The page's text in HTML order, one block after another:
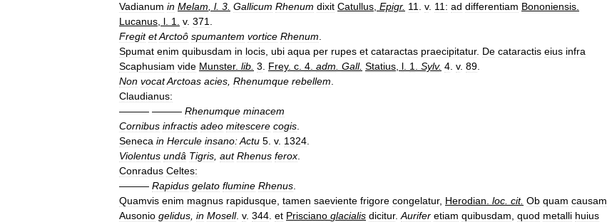
Vadianum in Melam l. 3 Gallicum Rhenum dixit Catullus Epigr. 11 v. 11: ad differentiam Bononiensis
Lucanus l 1 v. 371
Fregit etArctoô spumantem vortice Rhenum
Spumat enim quibusdam in locis ubi aqua per rupes et cataractas praecipitatur. De cataractis eius infra
Scaphusiam vide Munster. lib 3 Frey. c 4 adm Gall. Statius l 1 Sylv. 4 v. 89
Non vocatArctoas acies Rhenumque rebellem
Claudianus:
——— ——— Rhenumque minacem
Cornibus infractis adeo mitescere cogis
Seneca in Hercule insano:Actu 5 v. 1324
Violentus undâ Tigris aut Rhenus ferox
Conradus Celtes:
——— Rapidus gelato flumine Rhenus
Quamvis enim magnus rapidusque tamen saeviente frigore congelatur, Herodian loc cit. Ob quam causam
Ausonio gelidus in Mosell. v. 344 et Prisciano glacialis dicitur. Aurifer etiam quibusdam quod metalli huius